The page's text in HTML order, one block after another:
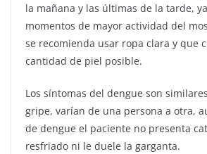
la mañana y las últimas de la tarde,
momentos de mayor actividad del
se recomienda usar ropa clara y que
cantidad de piel posible.
Los síntomas del dengue son
gripe, varían de una persona a otra,
de dengue el paciente no presenta
resfriado ni le duele la garganta.